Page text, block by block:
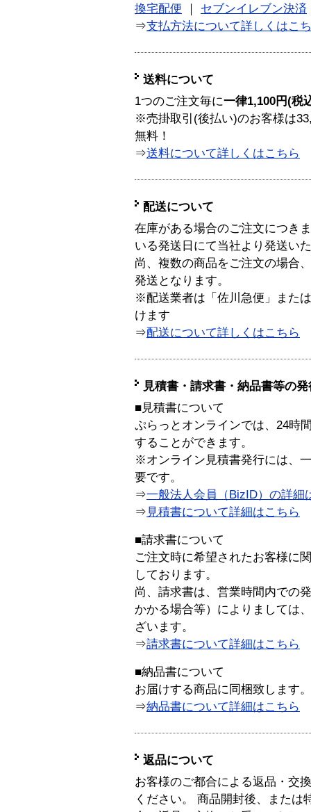
換宅配便
セブンイレブン決済
⇒支払方法について詳しくはこ
送料について
1つのご注文毎に一律1,100円(税
※売掛取引(後払い)のお客様は
無料！
⇒送料について詳しくはこちら
配送について
在庫がある場合のご注文につき
いる発送日にて当社より発送い
尚、複数の商品をご注文の場合
発送となります。
※配送業者は「佐川急便」また
けます
⇒配送について詳しくはこちら
見積書・請求書・納品書等の
■見積書について
ぷらっとオンラインでは、24時
することができます。
※オンライン見積書発行には、
要です。
⇒一般法人会員（BizID）の詳細
⇒ 見積書について詳細はこちら
■請求書について
ご注文時に希望されたお客様に
しております。
尚、請求書は、営業時間内での
かかる場合等）によりましては
ざいます。
⇒請求書について詳細はこちら
■納品書について
お届けする商品に同梱致します。
⇒納品書について詳細はこちら
返品について
お客様のご都合による返品・交
ください。 商品開封後、または